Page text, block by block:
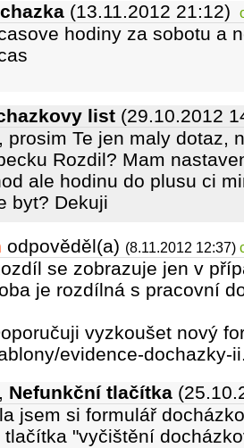
(13.11.2012 21:12)
hodiny za sobotu a
list (29.10.2012
prosim Te jen maly dotaz,
Rozdil? Mam
ale hodinu do plusu ci
byt? Dekuji
odpověděl(a) (8.11.2012 12:37)
se zobrazuje jen v
je rozdílná s pracovní
vyzkoušet nový
evidence-dochazky-
, Nefunkční tlačítka
jsem si formulář
tlačítka "vyčištění